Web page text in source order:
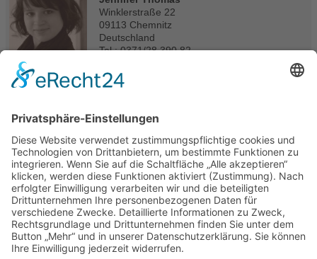
Winklerstraße 22
09113 Chemnitz
Deutschland
Tel.: 0371/28 390 82
Fax: 0371/28 390 82
E-Mail
Mitgliedschaften
www.heilpraktikerverband.de
Qualifikationen
Akupunkur - koreanische Handakupunktur,
Handmassage
Bachblütentherapie
Homöopathie
Wirbel und Gelenktherapie - Dorn Breuss
begleitende Krebstherapie